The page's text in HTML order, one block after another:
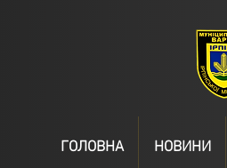
ГОЛОВНА НОВИНИ